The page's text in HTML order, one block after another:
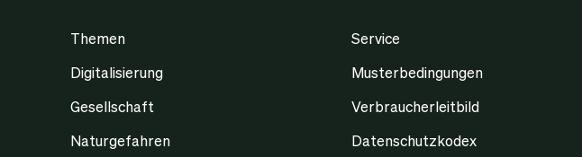
Themen
Digitalisierung
Gesellschaft
Naturgefahren
Service
Musterbedingungen
Verbraucherleitbild
Datenschutzkodex